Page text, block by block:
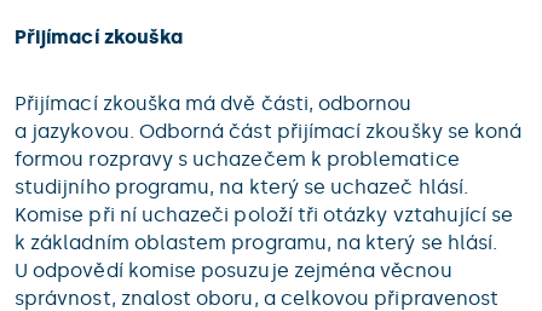
Přijímací zkouška
Přijímací zkouška má dvě části, odbornou
a jazykovou. Odborná část přijímací zkoušky se koná
formou rozpravy s uchazečem k problematice
studijního programu, na který se uchazeč hlásí.
Komise při ní uchazeči položí tři otázky vztahující se
k základním oblastem programu, na který se hlásí.
U odpovědí komise posuzuje zejména věcnou
správnost, znalost oboru, a celkovou připravenost